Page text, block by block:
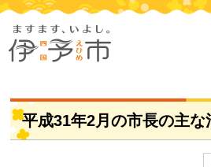
平成31年2月の市長の主な